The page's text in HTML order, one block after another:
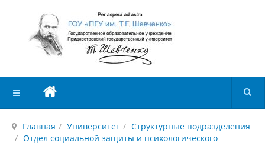
Главная Университет
Структурные подразделения
Отдел социальной защиты и психологического